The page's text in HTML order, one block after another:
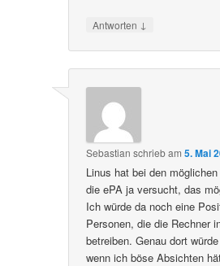
Antworten ↓
Sebastian schriebam5. Mai
Linus hat bei den
die ePA ja versucht, das
Ich würde da noch eine
Personen, die die Rechner
betreiben. Genau dort
wenn ich böse Absichten